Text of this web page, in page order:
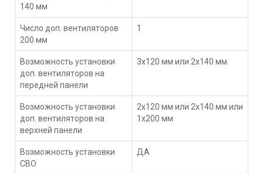
140 мм
Число доп. вентиляторов
200 мм
1
Возможность установки
доп. вентиляторов на
передней панели
3x120 мм или 2x140 мм
Возможность установки
доп. вентиляторов на
верхней панели
2x120 мм или 2x140 мм или
1x200 мм
Возможность установки
СВО
ДА